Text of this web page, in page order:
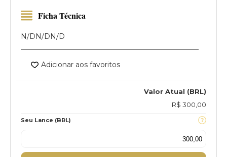
Valor Atual (BRL)
R$ 300,00
Seu Lance (BRL)
Ficha Técnica
N/D N/D N/D
Adicionar aos favoritos